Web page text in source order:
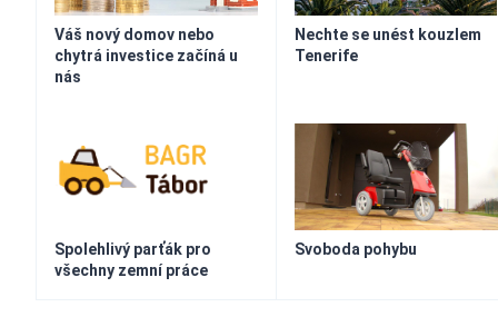
Váš nový domov nebo
chytrá investice začíná u
nás
Nechte se unést kouzlem
Tenerife
Spolehlivý parťák pro
všechny zemní práce
Svoboda pohybu